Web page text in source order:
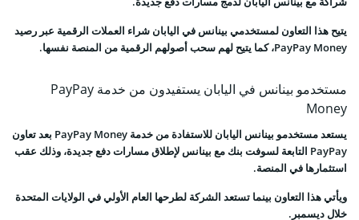
يتيح هذا التعاون لمستخدمي بينانس في اليابان شراء العملات الرقمية عبر رصيد
PayPay Money، كما يتيح لهم سحب أصولهم الرقمية من المنصة نفسها.
مستخدمو بينانس في اليابان يستفيدون من خدمة PayPay
Money
يستعد مستخدمو بينانس اليابان للاستفادة من خدمة PayPay Money بعد تعاون
PayPay التابعة لسوفت بنك مع بينانس لإطلاق مسارات دفع جديدة، وذلك عقب
استثمارها في المنصة.
ويأتي هذا التعاون بينما تستعد الشركة لطرحها العام الأولي في الولايات المتحدة
خلال ديسمبر.